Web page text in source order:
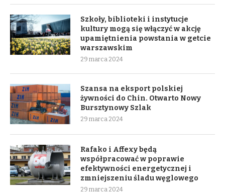
Szkoły, biblioteki i instytucje
kultury mogą się włączyć w akcję
upamiętnienia powstania w getcie
warszawskim
29 marca 2024
Szansa na eksport polskiej
żywności do Chin. Otwarto Nowy
Bursztynowy Szlak
29 marca 2024
Rafako i Affexy będą
współpracować w poprawie
efektywności energetycznej i
zmniejszeniu śladu węglowego
29 marca 2024